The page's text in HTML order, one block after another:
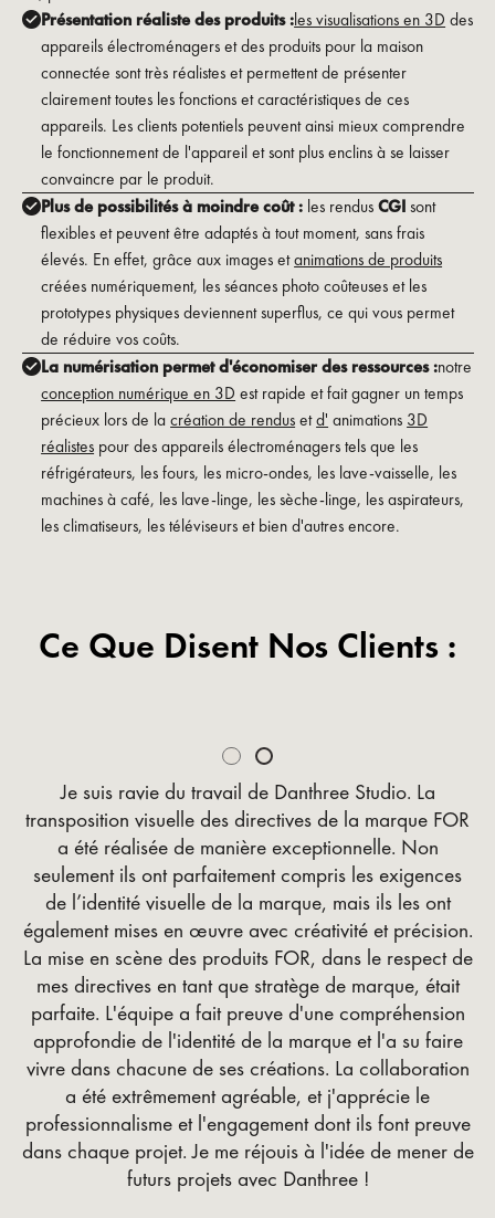
Présentation réaliste des produits :les visualisations en 3D des
appareils électroménagers et des produits pour la maison
connectée sont très réalistes et permettent de présenter
clairement toutes les fonctions et caractéristiques de ces
appareils. Les clients potentiels peuvent ainsi mieux comprendre
le fonctionnement de l'appareil et sont plus enclins à se laisser
convaincre par le produit.
Plus de possibilités à moindre coût : les rendusCGIsont
flexibles et peuvent être adaptés à tout moment, sans frais
élevés. En effet, grâce aux images etanimations de produits
créées numériquement, les séances photo coûteuses et les
prototypes physiques deviennent superflus, ce qui vous permet
de réduire vos coûts.
La numérisation permet d'économiser des ressources :notre
conception numérique en 3D est rapide et fait gagner un temps
précieux lors de lacréation de rendus etd' animations 3D
réalistes pour des appareils électroménagers tels que les
réfrigérateurs, les fours, les micro-ondes, les lave-vaisselle, les
machines à café, les lave-linge, les sèche-linge, les aspirateurs,
les climatiseurs, les téléviseurs et bien d'autres encore.
Ce Que Disent Nos Clients :
Je suis ravie du travail de Danthree Studio. La
transposition visuelle des directives de la marque FOR
a été réalisée de manière exceptionnelle. Non
seulement ils ont parfaitement compris les exigences
de l’identité visuelle de la marque, mais ils les ont
également mises en œuvre avec créativité et précision.
La mise en scène des produits FOR, dans le respect de
mes directives en tant que stratège de marque, était
parfaite. L'équipe a fait preuve d'une compréhension
approfondie de l'identité de la marque et l'a su faire
vivre dans chacune de ses créations. La collaboration
a été extrêmement agréable, et j'apprécie le
professionnalisme et l'engagement dont ils font preuve
dans chaque projet. Je me réjouis à l'idée de mener de
futurs projets avec Danthree !